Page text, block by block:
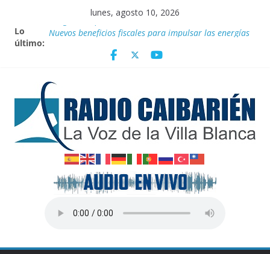
contenido
lunes, agosto 10, 2026
Lo
último:
Vanguardia por 3 años consecutivos
renovables en Cuba
Fidel y el deporte